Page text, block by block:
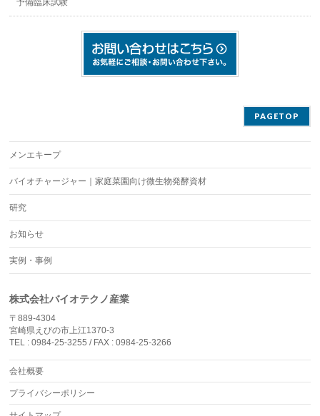
予備臨床試験
PAGETOP
メンエキープ
バイオチャージャー｜家庭菜園向け微生物発酵資材
研究
お知らせ
実例・事例
株式会社バイオテクノ産業
〒889-4304
宮崎県えびの市上江1370-3
TEL : 0984-25-3255 / FAX : 0984-25-3266
会社概要
プライバシーポリシー